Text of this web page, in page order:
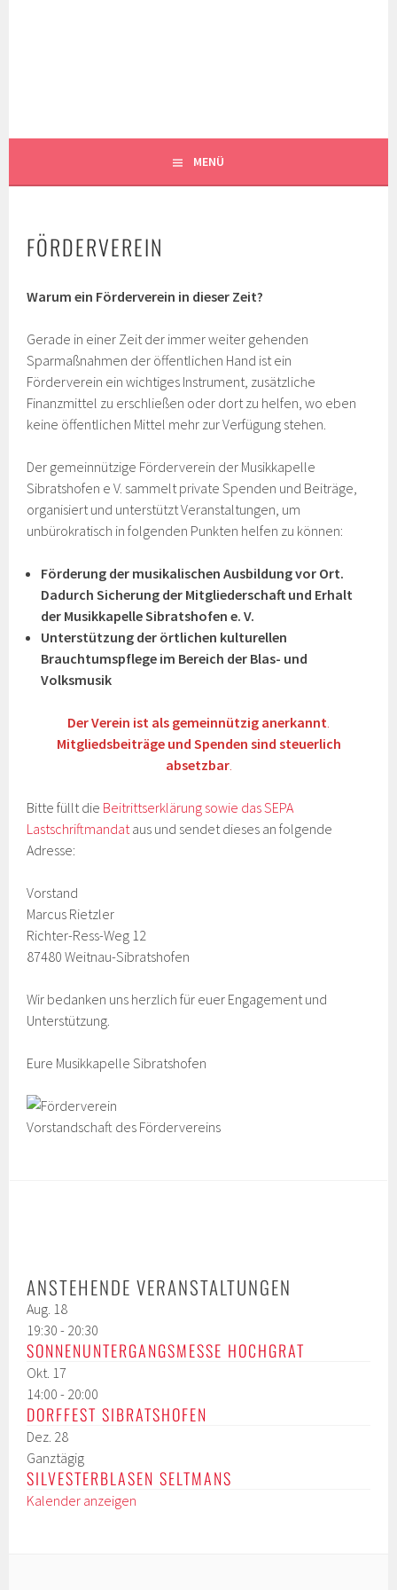
MENÜ
FÖRDERVEREIN
Warum ein Förderverein in dieser Zeit?
Gerade in einer Zeit der immer weiter gehenden
Sparmaßnahmen der öffentlichen Hand ist ein
Förderverein ein wichtiges Instrument, zusätzliche
Finanzmittel zu erschließen oder dort zu helfen, wo eben
keine öffentlichen Mittel mehr zur Verfügung stehen.
Der gemeinnützige Förderverein der Musikkapelle
Sibratshofen e V. sammelt private Spenden und Beiträge,
organisiert und unterstützt Veranstaltungen, um
unbürokratisch in folgenden Punkten helfen zu können:
Förderung der musikalischen Ausbildung vor Ort.
Dadurch Sicherung der Mitgliederschaft und Erhalt
der Musikkapelle Sibratshofen e. V.
Unterstützung der örtlichen kulturellen
Brauchtumspflege im Bereich der Blas- und
Volksmusik
Der Verein ist als gemeinnützig anerkannt.
Mitgliedsbeiträge und Spenden sind steuerlich
absetzbar.
Bitte füllt die Beitrittserklärung sowie das SEPA
Lastschriftmandataus und sendet dieses an folgende
Adresse:
Vorstand
Marcus Rietzler
Richter-Ress-Weg 12
87480 Weitnau-Sibratshofen
Wir bedanken uns herzlich für euer Engagement und
Unterstützung.
Eure Musikkapelle Sibratshofen
Vorstandschaft des Fördervereins
ANSTEHENDE VERANSTALTUNGEN
Aug. 18
19:30 - 20:30
SONNENUNTERGANGSMESSE HOCHGRAT
Okt. 17
14:00 - 20:00
DORFFEST SIBRATSHOFEN
Dez. 28
Ganztägig
SILVESTERBLASEN SELTMANS
Kalender anzeigen